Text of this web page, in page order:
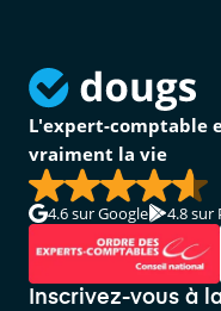
L'expert-comptable
vraiment la vie
4.6sur Google 4.8sur
Inscrivez-vous à